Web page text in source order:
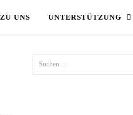
UNS UNTERSTÜTZUNG